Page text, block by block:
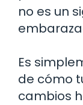
no es un
Es
de cómo
cambios